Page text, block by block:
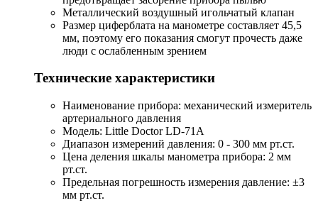
Металлический воздушный игольчатый клапан
Размер циферблата на манометре составляет 45,5
мм, поэтому его показания смогут прочесть даже
люди с ослабленным зрением
Технические характеристики
Наименование прибора: механический измеритель
артериального давления
Модель: Little Doctor LD-71A
Диапазон измерений давления: 0 - 300 мм рт.ст.
Цена деления шкалы манометра прибора: 2 мм
рт.ст.
Предельная погрешность измерения давление: ±3
мм рт.ст.